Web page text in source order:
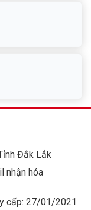
Đắk Lắk
nhận hóa
cấp: 27/01/2021